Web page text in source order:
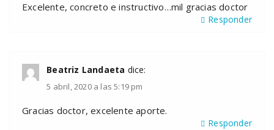
Excelente, concreto e instructivo…mil gracias doctor
Responder
Beatriz Landaeta dice:
5 abril, 2020 a las 5:19 pm
Gracias doctor, excelente aporte.
Responder